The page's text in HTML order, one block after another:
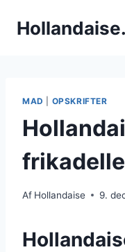
MAD OPSKRIFTER
Af Hollandaise 9.